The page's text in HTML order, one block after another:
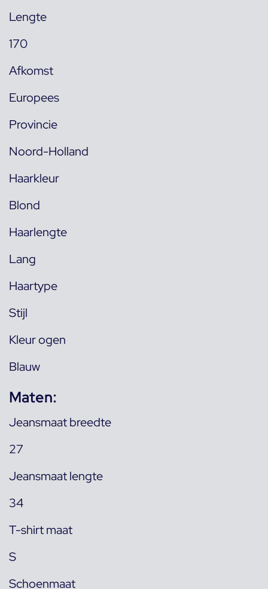
Lengte
170
Afkomst
Europees
Provincie
Noord-Holland
Haarkleur
Blond
Haarlengte
Lang
Haartype
Stijl
Kleur ogen
Blauw
Maten:
Jeansmaat breedte
27
Jeansmaat lengte
34
T-shirt maat
S
Schoenmaat